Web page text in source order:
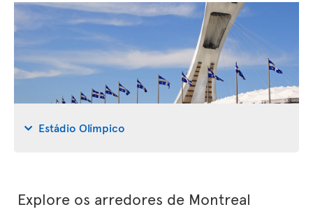
Estádio Olímpico
Explore os arredores de Montreal